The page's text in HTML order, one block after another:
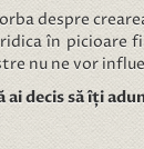
despre
în picioare
nu ne vor
decis să îți